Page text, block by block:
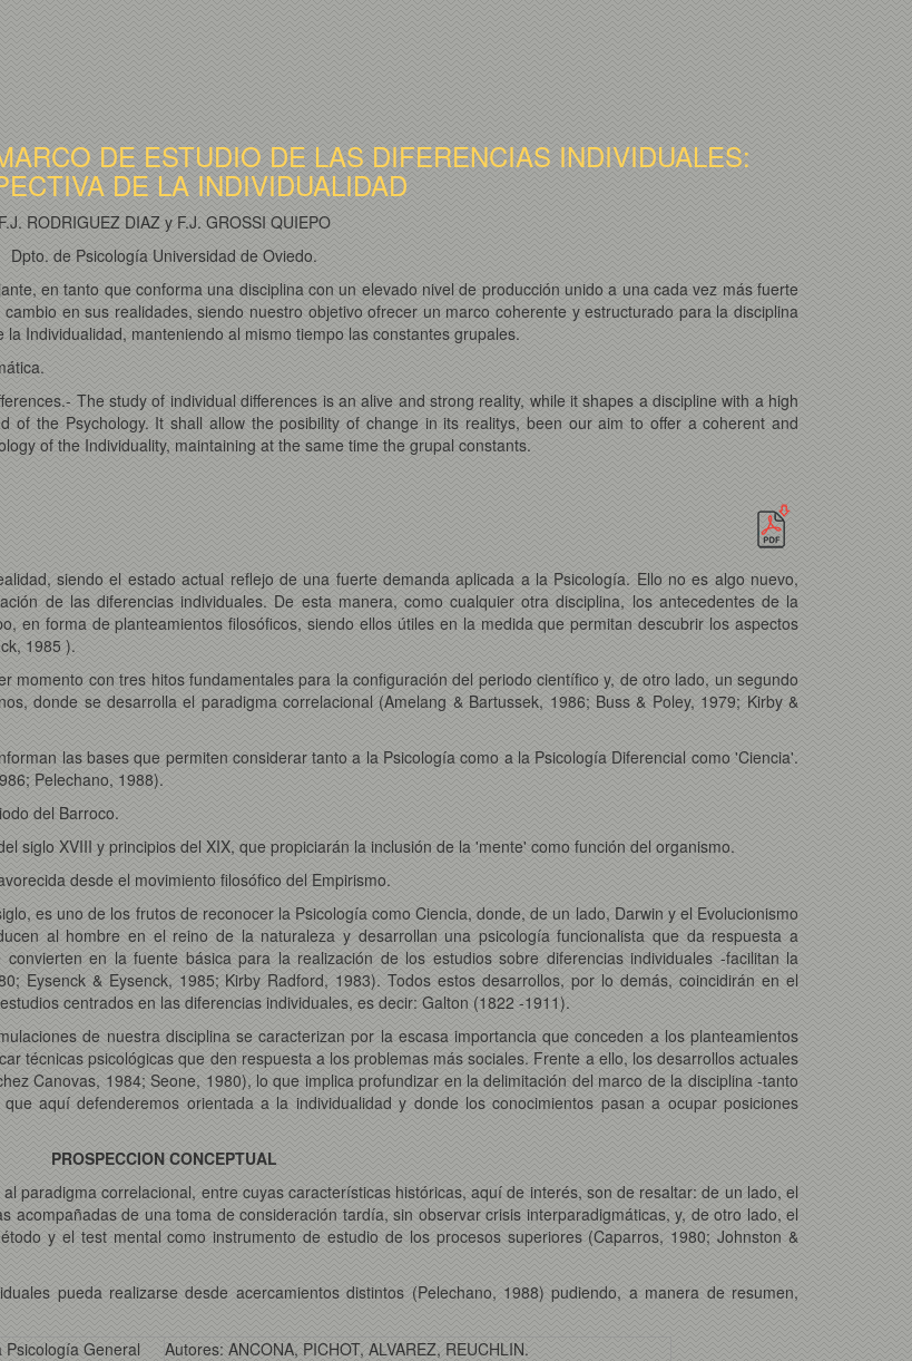
DE ESTUDIO DE LAS DIFERENCIAS INDIVIDUALES:
DE LA INDIVIDUALIDAD
F.J. RODRIGUEZ DIAZ y F.J. GROSSI QUIEPO
Dpto. de Psicología Universidad de Oviedo.
en tanto que conforma una disciplina con un elevado nivel de producción unido a una cada vez más fuerte
en sus realidades, siendo nuestro objetivo ofrecer un marco coherente y estructurado para la disciplina
Individualidad, manteniendo al mismo tiempo las constantes grupales.
The study of individual differences is an alive and strong reality, while it shapes a discipline with a high
of the Psychology. It shall allow the posibility of change in its realitys, been our aim to offer a coherent and
of the Individuality, maintaining at the same time the grupal constants.
siendo el estado actual reflejo de una fuerte demanda aplicada a la Psicología. Ello no es algo nuevo,
de las diferencias individuales. De esta manera, como cualquier otra disciplina, los antecedentes de la
en forma de planteamientos filosóficos, siendo ellos útiles en la medida que permitan descubrir los aspectos
1985 ).
momento con tres hitos fundamentales para la configuración del periodo científico y, de otro lado, un segundo
donde se desarrolla el paradigma correlacional (Amelang & Bartussek, 1986; Buss & Poley, 1979; Kirby &
las bases que permiten considerar tanto a la Psicología como a la Psicología Diferencial como 'Ciencia'.
Pelechano, 1988).
del Barroco.
siglo XVIII y principios del XIX, que propiciarán la inclusión de la 'mente' como función del organismo.
desde el movimiento filosófico del Empirismo.
es uno de los frutos de reconocer la Psicología como Ciencia, donde, de un lado, Darwin y el Evolucionismo
al hombre en el reino de la naturaleza y desarrollan una psicología funcionalista que da respuesta a
en la fuente básica para la realización de los estudios sobre diferencias individuales -facilitan la
Eysenck & Eysenck, 1985; Kirby Radford, 1983). Todos estos desarrollos, por lo demás, coincidirán en el
centrados en las diferencias individuales, es decir: Galton (1822 -1911).
de nuestra disciplina se caracterizan por la escasa importancia que conceden a los planteamientos
técnicas psicológicas que den respuesta a los problemas más sociales. Frente a ello, los desarrollos actuales
Canovas, 1984; Seone, 1980), lo que implica profundizar en la delimitación del marco de la disciplina -tanto
aquí defenderemos orientada a la individualidad y donde los conocimientos pasan a ocupar posiciones
PROSPECCION CONCEPTUAL
paradigma correlacional, entre cuyas características históricas, aquí de interés, son de resaltar: de un lado, el
acompañadas de una toma de consideración tardía, sin observar crisis interparadigmáticas, y, de otro lado, el
y el test mental como instrumento de estudio de los procesos superiores (Caparros, 1980; Johnston &
pueda realizarse desde acercamientos distintos (Pelechano, 1988) pudiendo, a manera de resumen,
Psicología General
Autores: ANCONA, PICHOT, ALVAREZ, REUCHLIN.